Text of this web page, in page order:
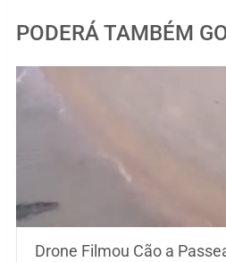
PODERÁ TAMBÉM
Drone Filmou Cão a